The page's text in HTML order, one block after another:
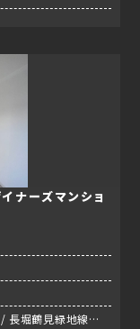
ナーズマンショ
長堀鶴見緑地線